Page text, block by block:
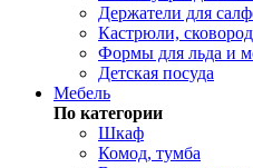
Держатели для
Кастрюли,
Формы для льда и
Детская посуда
Мебель
По категории
Шкаф
Комод, тумба